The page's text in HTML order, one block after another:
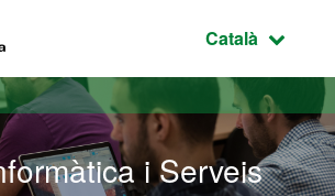
pàgina
Idioma
Català
i Serveis